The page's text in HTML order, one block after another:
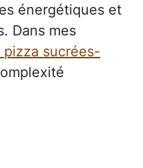
énergétiques et
Dans mes
pizza sucrées-